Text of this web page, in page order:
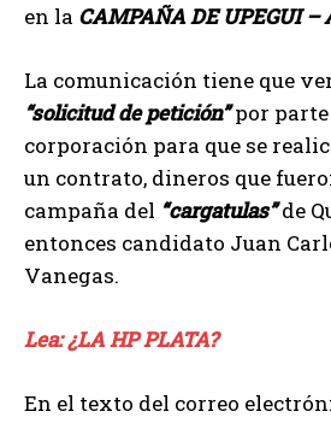
en la CAMPAÑA DE UPEGUI –
La comunicación tiene que
“solicitud de petición”por parte
corporación para que se
un contrato, dineros que
campaña del “cargatulas”de
entonces candidato Juan
Vanegas.
Lea: ¿LA HP PLATA?
En el texto del correo